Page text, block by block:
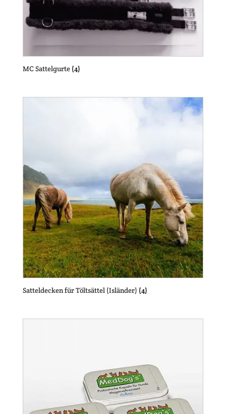
MC Sattelgurte (4)
Satteldecken für Töltsättel (Isländer) (4)